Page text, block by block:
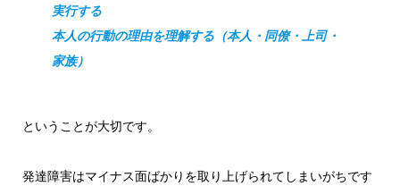
実行する
本人の行動の理由を理解する（本人・同僚・上司・
家族）
ということが大切です。
発達障害はマイナス面ばかりを取り上げられてしまいがちです